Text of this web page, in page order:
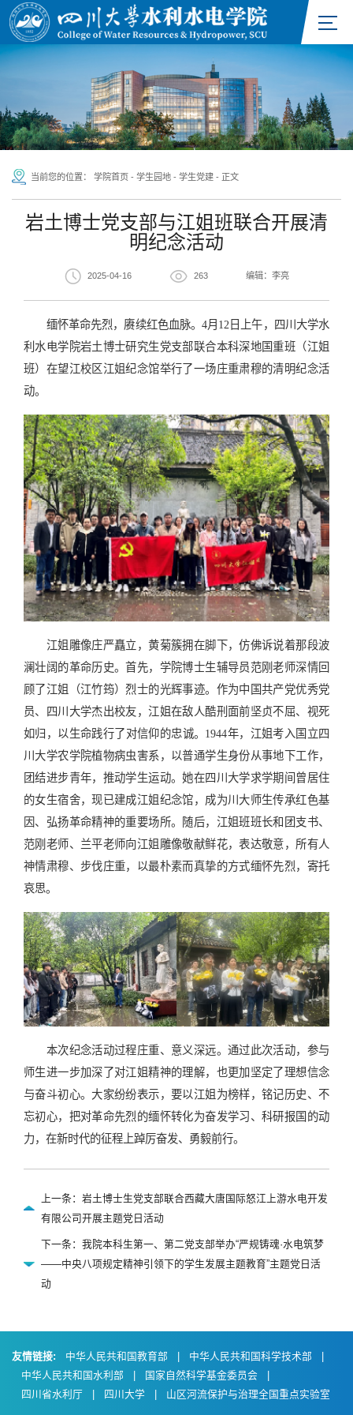
当前您的位置： 学院首页 - 学生园地 - 学生党建 - 正文
岩土博士党支部与江姐班联合开展清
明纪念活动
2025-04-16 263 编辑：李亮
缅怀革命先烈，赓续红色血脉。4月12日上午，四川大学水
利水电学院岩土博士研究生党支部联合本科深地国重班（江姐
班）在望江校区江姐纪念馆举行了一场庄重肃穆的清明纪念活
动。
江姐雕像庄严矗立，黄菊簇拥在脚下，仿佛诉说着那段波
澜壮阔的革命历史。首先，学院博士生辅导员范刚老师深情回
顾了江姐（江竹筠）烈士的光辉事迹。作为中国共产党优秀党
员、四川大学杰出校友，江姐在敌人酷刑面前坚贞不屈、视死
如归，以生命践行了对信仰的忠诚。1944年，江姐考入国立四
川大学农学院植物病虫害系，以普通学生身份从事地下工作，
团结进步青年，推动学生运动。她在四川大学求学期间曾居住
的女生宿舍，现已建成江姐纪念馆，成为川大师生传承红色基
因、弘扬革命精神的重要场所。随后，江姐班班长和团支书、
范刚老师、兰平老师向江姐雕像敬献鲜花，表达敬意，所有人
神情肃穆、步伐庄重，以最朴素而真挚的方式缅怀先烈，寄托
哀思。
本次纪念活动过程庄重、意义深远。通过此次活动，参与
师生进一步加深了对江姐精神的理解，也更加坚定了理想信念
与奋斗初心。大家纷纷表示，要以江姐为榜样，铭记历史、不
忘初心，把对革命先烈的缅怀转化为奋发学习、科研报国的动
力，在新时代的征程上踔厉奋发、勇毅前行。
上一条：岩土博士生党支部联合西藏大唐国际怒江上游水电开发
有限公司开展主题党日活动
下一条：我院本科生第一、第二党支部举办“严规铸魂·水电筑梦
——中央八项规定精神引领下的学生发展主题教育”主题党日活
动
友情链接: 中华人民共和国教育部 中华人民共和国科学技术部
中华人民共和国水利部
国家自然科学基金委员会
四川省水利厅
四川大学 山区河流保护与治理全国重点实验室